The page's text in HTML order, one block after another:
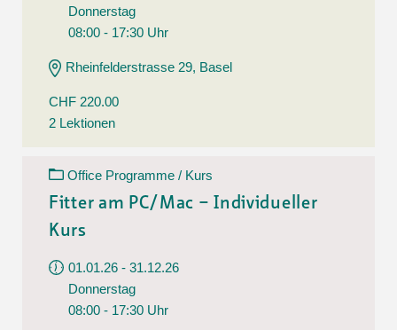
Donnerstag
08:00 - 17:30 Uhr
Rheinfelderstrasse 29, Basel
CHF 220.00
2 Lektionen
Office Programme / Kurs
Fitter am PC/Mac – Individueller
Kurs
01.01.26 - 31.12.26
Donnerstag
08:00 - 17:30 Uhr